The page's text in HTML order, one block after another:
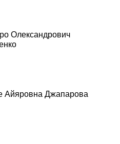
Олександрович
Айяровна Джапарова